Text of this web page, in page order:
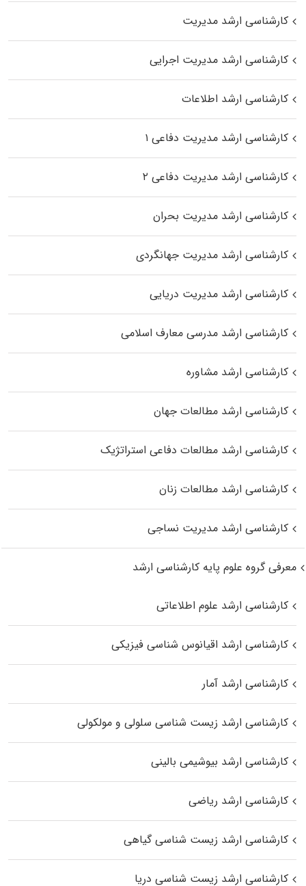
کارشناسی ارشد مدیریت
کارشناسی ارشد مدیریت اجرایی
کارشناسی ارشد اطلاعات
کارشناسی ارشد مدیریت دفاعی ۱
کارشناسی ارشد مدیریت دفاعی ۲
کارشناسی ارشد مدیریت بحران
کارشناسی ارشد مدیریت جهانگردی
کارشناسی ارشد مدیریت دریایی
کارشناسی ارشد مدرسی معارف اسلامی
کارشناسی ارشد مشاوره
کارشناسی ارشد مطالعات جهان
کارشناسی ارشد مطالعات دفاعی استراتژیک
کارشناسی ارشد مطالعات زنان
کارشناسی ارشد مدیریت نساجی
معرفی گروه علوم پایه کارشناسی ارشد
کارشناسی ارشد علوم اطلاعاتی
کارشناسی ارشد اقیانوس‌ شناسی فیزیکی
کارشناسی ارشد آمار
کارشناسی ارشد زیست شناسی سلولی و مولکولی
کارشناسی ارشد بیوشیمی بالینی
کارشناسی ارشد ریاضی
کارشناسی ارشد زیست‌ شناسی گیاهی
کارشناسی ارشد زیست‌ شناسی دریا